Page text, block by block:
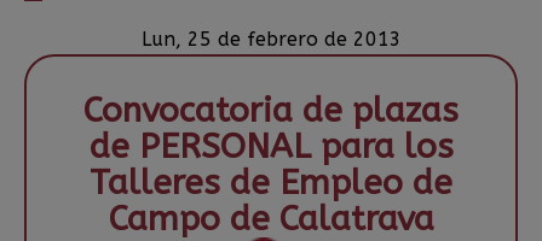
Lun, 25 de febrero de 2013
Convocatoria de plazas
de PERSONAL para los
Talleres de Empleo de
Campo de Calatrava